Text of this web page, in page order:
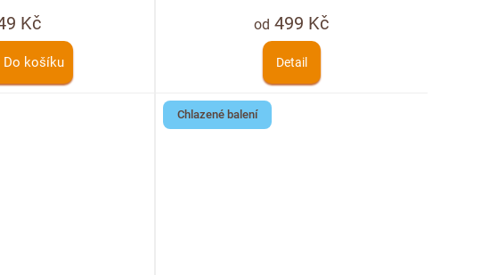
Kč
Do košíku
od 499 Kč
Detail
Chlazené balení